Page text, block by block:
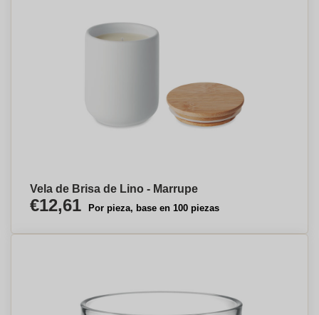
Vela de Brisa de Lino - Marrupe
€12,61 Por pieza, base en 100 piezas